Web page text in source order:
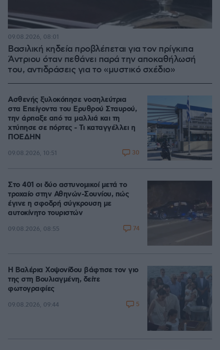
Βασιλική κηδεία προβλέπεται για τον πρίγκιπα
Άντριου όταν πεθάνει παρά την αποκαθήλωσή
του, αντιδράσεις για το «μυστικό σχέδιο»
09.08.2026, 08:01
Ασθενής ξυλοκόπησε νοσηλεύτρια
στα Επείγοντα του Ερυθρού Σταυρού,
την άρπαξε από τα μαλλιά και τη
χτύπησε σε πόρτες - Τι καταγγέλλει η
ΠΟΕΔΗΝ
09.08.2026, 10:51 30
Στο 401 οι δύο αστυνομικοί μετά το
τροχαίο στην Αθηνών-Σουνίου, πώς
έγινε η σφοδρή σύγκρουση με
αυτοκίνητο τουριστών
09.08.2026, 08:55 74
Η Βαλέρια Χοψονίδου βάφτισε τον γιο
της στη Βουλιαγμένη, δείτε
φωτογραφίες
09.08.2026, 09:44 5